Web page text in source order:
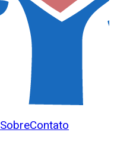
SobreContato